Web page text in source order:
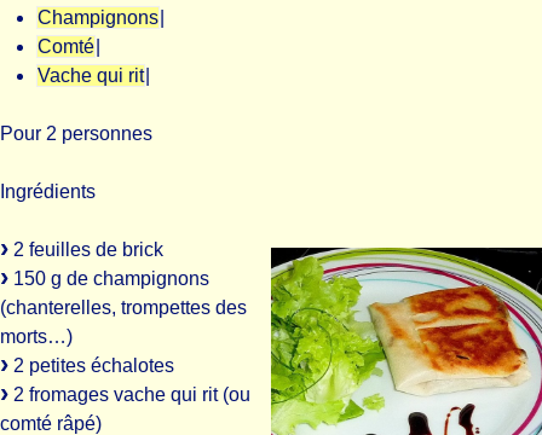
Champignons
Comté
Vache qui rit
Pour 2 personnes
Ingrédients
2 feuilles de brick
150 g de champignons
(chanterelles, trompettes des
morts…)
2 petites échalotes
2 fromages vache qui rit (ou
comté râpé)